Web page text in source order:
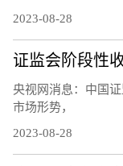
2023-08-28
央视网消息：中国
市场形势，
2023-08-28